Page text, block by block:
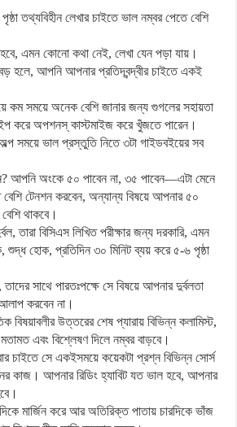
তথ্যবিহীন লেখার চাইতে ভাল নম্বর পেতে বেশি
এমন কোনো কথা নেই, লেখা যেন পড়া যায়।
হলে, আপনি আপনার প্রতিদ্বন্দ্বীর চাইতে একই
কম সময়ে অনেক বেশি জানার জন্য গুগলের সহায়তা
করে অপশনস্ কাস্টমাইজ করে খুঁজতে পারেন।
সময়ে ভাল প্রস্তুতি নিতে ৩টা গাইডবইয়ের সব
আপনি অংকে ৫০ পাবেন না, ৩৫ পাবেন—এটা মেনে
টেনশন করবেন, অন্যান্য বিষয়ে আপনার ৫০
থাকবে।
তারা বিসিএস লিখিত পরীক্ষার জন্য দরকারি, এমন
হোক, প্রতিদিন ৩০ মিনিট ব্যয় করে ৫-৬ পৃষ্ঠা
তাদের সাথে পারতঃপক্ষে সে বিষয়ে আপনার দুর্বলতা
করবেন না।
বিষয়াবলীর উত্তরের শেষ প্যারায় বিভিন্ন কলামিস্ট,
এবং বিশ্লেষণ দিলে নম্বর বাড়বে।
চাইতে সে একইসময়ে কয়েকটা প্রশ্ন বিভিন্ন সোর্স
কাজ। আপনার রিডিং হ্যাবিট যত ভাল হবে, আপনার
মার্জিন করে আর অতিরিক্ত পাতায় চারদিকে ভাঁজ